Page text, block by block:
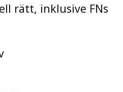
rätt, inklusive FNs